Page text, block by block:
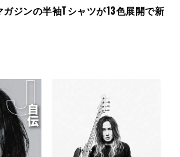
ジンの半袖Tシャツが13色展開で新